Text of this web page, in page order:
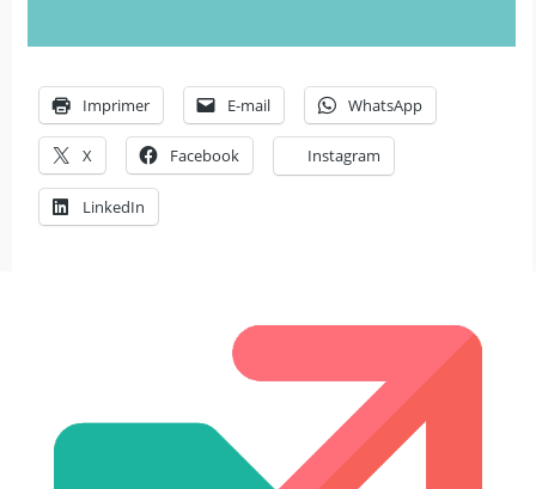
Imprimer E-mail WhatsApp
X Facebook Instagram
LinkedIn